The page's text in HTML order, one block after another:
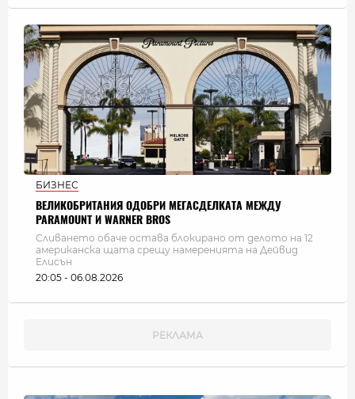
БИЗНЕС
ВЕЛИКОБРИТАНИЯ ОДОБРИ МЕГАСДЕЛКАТА МЕЖДУ
PARAMOUNT И WARNER BROS
Сливането обаче остава блокирано от делото на 12
американска щата срещу намеренията на Дейвид
Елисън
20:05 - 06.08.2026